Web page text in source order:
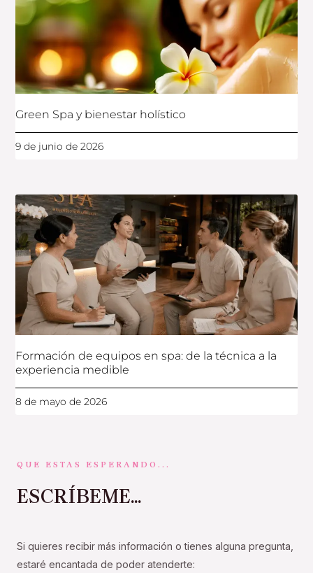
Green Spa y bienestar holístico
9 de junio de 2026
Formación de equipos en spa: de la técnica a la
experiencia medible
8 de mayo de 2026
QUE ESTAS ESPERANDO...
ESCRÍBEME...
Si quieres recibir más información o tienes alguna pregunta,
estaré encantada de poder atenderte: